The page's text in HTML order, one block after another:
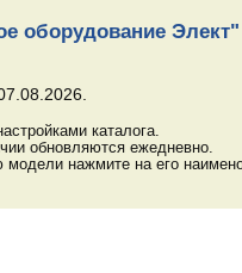
оборудование Элект"
каталога.
обновляются ежедневно.
нажмите на его